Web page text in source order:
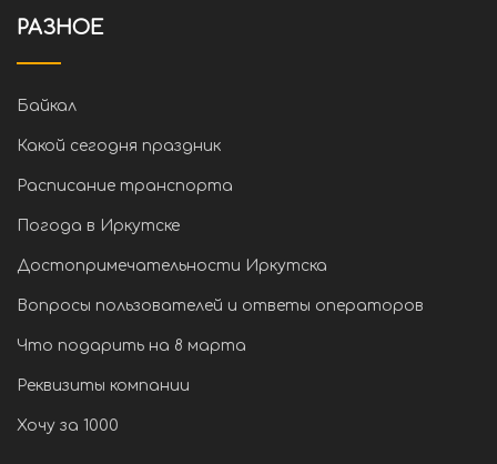
РАЗНОЕ
Байкал
Какой сегодня праздник
Расписание транспорта
Погода в Иркутске
Достопримечательности Иркутска
Вопросы пользователей и ответы операторов
Что подарить на 8 марта
Реквизиты компании
Хочу за 1000